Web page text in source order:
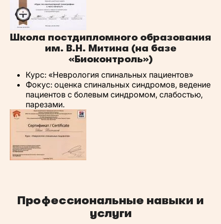
Школа постдипломного образования
им. В.Н. Митина (на базе
«Биоконтроль»)
Курс: «Неврология спинальных пациентов»
Фокус: оценка спинальных синдромов, ведение
пациентов с болевым синдромом, слабостью,
парезами.
Профессиональные навыки и
услуги